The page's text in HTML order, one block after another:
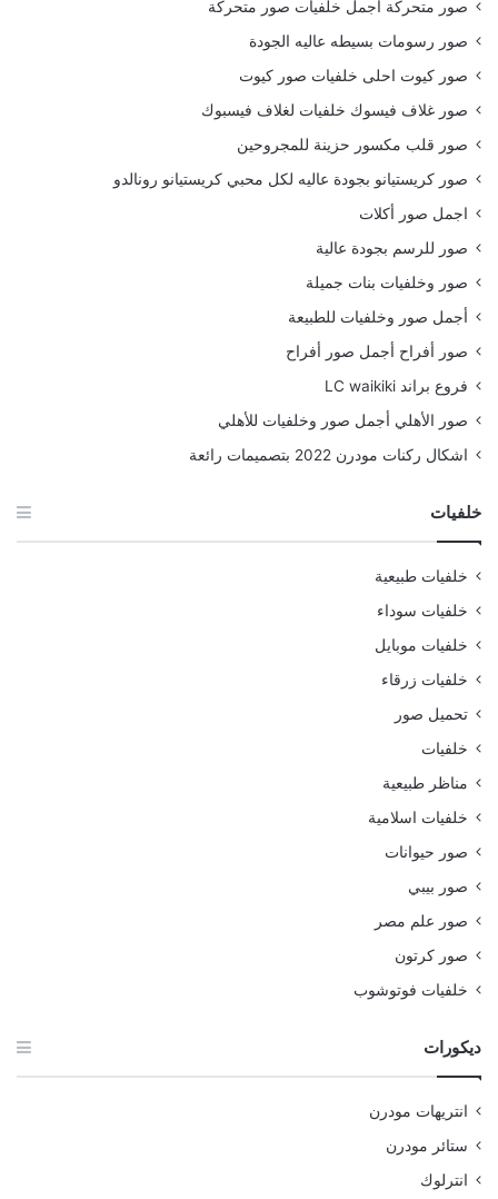
صور متحركة اجمل خلفيات صور متحركة
صور رسومات بسيطه عاليه الجودة
صور كيوت احلى خلفيات صور كيوت
صور غلاف فيسوك خلفيات لغلاف فيسبوك
صور قلب مكسور حزينة للمجروحين
صور كريستيانو بجودة عاليه لكل محبي كريستيانو رونالدو
اجمل صور أكلات
صور للرسم بجودة عالية
صور وخلفيات بنات جميلة
أجمل صور وخلفيات للطبيعة
صور أفراح أجمل صور أفراح
فروع براند LC waikiki
صور الأهلي أجمل صور وخلفيات للأهلي
اشكال ركنات مودرن 2022 بتصميمات رائعة
خلفيات
خلفيات طبيعية
خلفيات سوداء
خلفيات موبايل
خلفيات زرقاء
تحميل صور
خلفيات
مناظر طبيعية
خلفيات اسلامية
صور حيوانات
صور بيبي
صور علم مصر
صور كرتون
خلفيات فوتوشوب
ديكورات
انتريهات مودرن
ستائر مودرن
انترلوك